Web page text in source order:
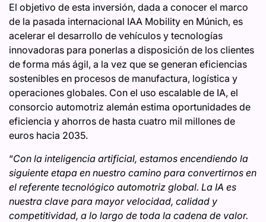
El objetivo de esta inversión, dada a conocer el marco
de la pasada internacional IAA Mobility en Múnich, es
acelerar el desarrollo de vehículos y tecnologías
innovadoras para ponerlas a disposición de los clientes
de forma más ágil, a la vez que se generan eficiencias
sostenibles en procesos de manufactura, logística y
operaciones globales. Con el uso escalable de IA, el
consorcio automotriz alemán estima oportunidades de
eficiencia y ahorros de hasta cuatro mil millones de
euros hacia 2035.
“Con la inteligencia artificial, estamos encendiendo la
siguiente etapa en nuestro camino para convertirnos en
el referente tecnológico automotriz global. La IA es
nuestra clave para mayor velocidad, calidad y
competitividad, a lo largo de toda la cadena de valor.